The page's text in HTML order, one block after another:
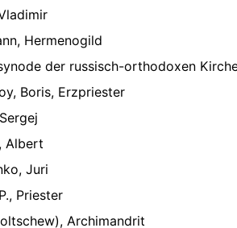
Hermenogild
der russisch-orthodoxen
Boris, Erzpriester
Albert
Juri
Priester
Archimandrit